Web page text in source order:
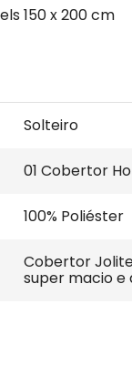
150 x 200 cm
Solteiro
01 Cobertor
100% Poliéster
Cobertor
super macio e